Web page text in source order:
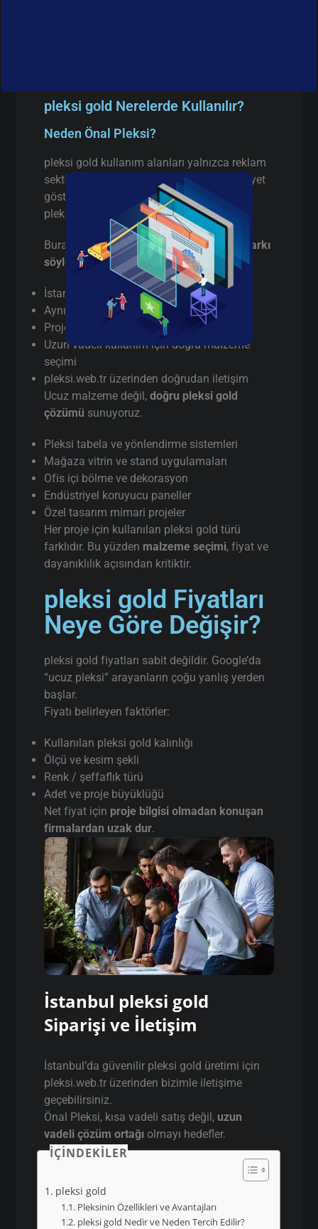
pleksi gold Nerelerde Kullanılır?
Neden Önal Pleksi?
pleksi gold kullanım alanları yalnızca reklam
sektörüyle sınırlı değildir. İstanbul’da faaliyet
gösteren birçok firma aşağıdaki alanlarda
pleksi gold tercih etmektedir:
Burada pazarlama yapmıyorum,gerçek farkı
söylüyorum:
İstanbul’da gerçek üretici(aracı değil)
Aynı gün / hızlı terminli pleksi gold kesim
Proje bazlı teknik destek
Uzun vadeli kullanım için doğru malzeme
seçimi
pleksi.web.tr üzerinden doğrudan iletişim
Ucuz malzeme değil,doğru pleksi gold
çözümü sunuyoruz.
Pleksi tabela ve yönlendirme sistemleri
Mağaza vitrin ve stand uygulamaları
Ofis içi bölme ve dekorasyon
Endüstriyel koruyucu paneller
Özel tasarım mimari projeler
Her proje için kullanılan pleksi gold türü
farklıdır. Bu yüzden malzeme seçimi, fiyat ve
dayanıklılık açısından kritiktir.
pleksi gold Fiyatları
Neye Göre Değişir?
pleksi gold fiyatları sabit değildir. Google’da
“ucuz pleksi” arayanların çoğu yanlış yerden
başlar.
Fiyatı belirleyen faktörler:
Kullanılan pleksi gold kalınlığı
Ölçü ve kesim şekli
Renk / şeffaflık türü
Adet ve proje büyüklüğü
Net fiyat için proje bilgisi olmadan konuşan
firmalardan uzak dur.
İstanbul pleksi gold
Siparişi ve İletişim
İstanbul’da güvenilir pleksi gold üretimi için
pleksi.web.tr üzerinden bizimle iletişime
geçebilirsiniz.
Önal Pleksi, kısa vadeli satış değil, uzun
vadeli çözüm ortağı olmayı hedefler.
İÇINDEKILER
pleksi gold
Pleksinin Özellikleri ve Avantajları
pleksi gold Nedir ve Neden Tercih Edilir?